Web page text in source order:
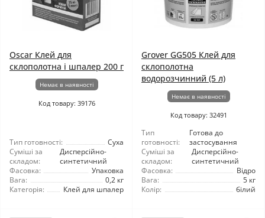
Oscar Клей для
склополотна і шпалер 200 г
Немає в наявності
Код товару: 39176
Тип готовності:
Суха
Суміші за
складом:
Дисперсійно-
синтетичний
Фасовка:
Упаковка
Вага:
0,2 кг
Категорія:
Клей для шпалер
Grover GG505 Клей для
склополотна
водорозчинний (5 л)
Немає в наявності
Код товару: 32491
Тип
готовності:
Готова до
застосування
Суміші за
складом:
Дисперсійно-
синтетичний
Фасовка:
Відро
Вага:
5 кг
Колір:
білий